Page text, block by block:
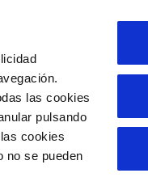
las cookies
pulsando
cookies
no se pueden
PORTAL DE
Compromiso